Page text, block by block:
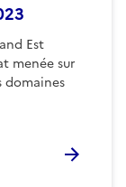
Est
menée sur
domaines